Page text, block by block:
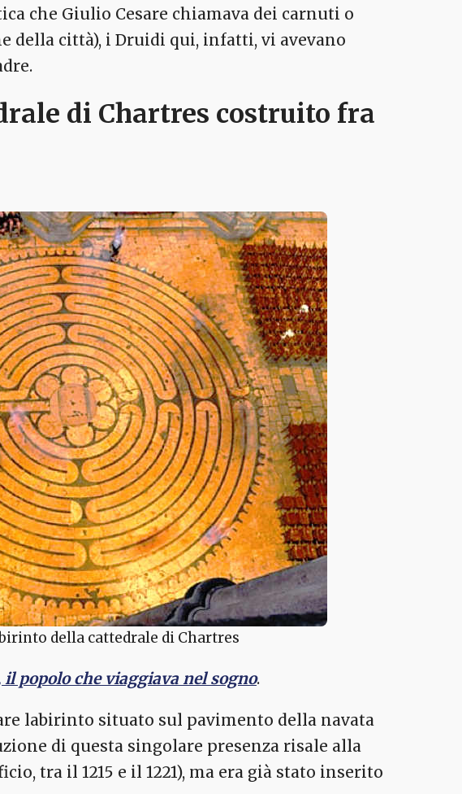
che Giulio Cesare chiamava dei carnuti o
della città), i Druidi qui, infatti, vi avevano
di Chartres costruito fra
della cattedrale di Chartres
il popolo che viaggiava nel sogno.
labirinto situato sul pavimento della navata
di questa singolare presenza risale alla
tra il 1215 e il 1221), ma era già stato inserito